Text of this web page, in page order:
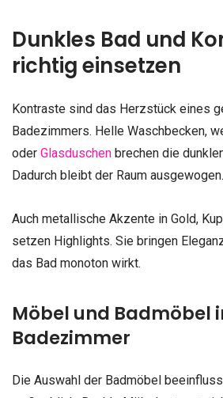
Dunkles Bad und
richtig einsetzen
Kontraste sind das Herzstück eines
Badezimmers. Helle Waschbecken,
oder Glasduschen brechen die
Dadurch bleibt der Raum ausgewogen.
Auch metallische Akzente in Gold,
setzen Highlights. Sie bringen
das Bad monoton wirkt.
Möbel und Badmöbel
Badezimmer
Die Auswahl der Badmöbel